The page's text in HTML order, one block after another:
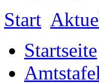
Start
Startseite